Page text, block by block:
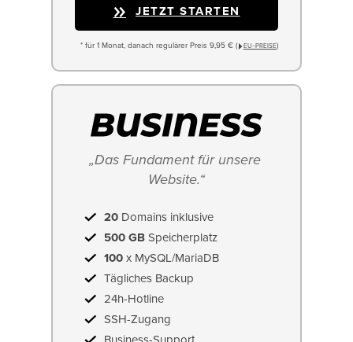
JETZT STARTEN
* für 1 Monat, danach regulärer Preis 9,95 € ( EU−PREISE)
„Das Fundament für unsere
Website.“
20 Domains inklusive
500 GB Speicherplatz
100 x MySQL/MariaDB
Tägliches Backup
24h-Hotline
SSH-Zugang